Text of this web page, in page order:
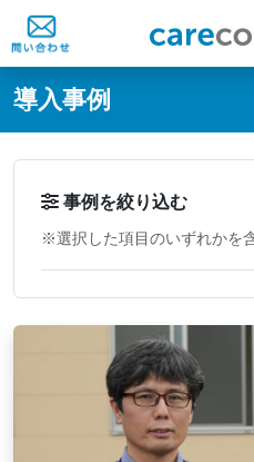
@ -0,0 +1,60 @@
導入事例
事例を絞り込む
※選択した項目のいずれかを